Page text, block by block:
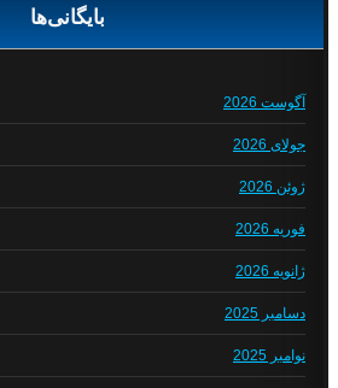
بایگانی‌ها
آگوست 2026
جولای 2026
ژوئن 2026
فوریه 2026
ژانویه 2026
دسامبر 2025
نوامبر 2025